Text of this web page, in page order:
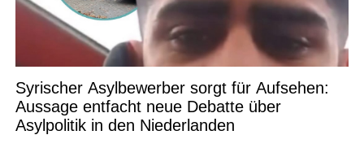
Syrischer Asylbewerber sorgt für Aufsehen:
Aussage entfacht neue Debatte über
Asylpolitik in den Niederlanden